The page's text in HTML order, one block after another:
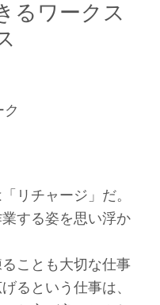
るワークス
ク
リチャージ」だ。
する姿を思い浮か
ことも大切な仕事
るという仕事は、